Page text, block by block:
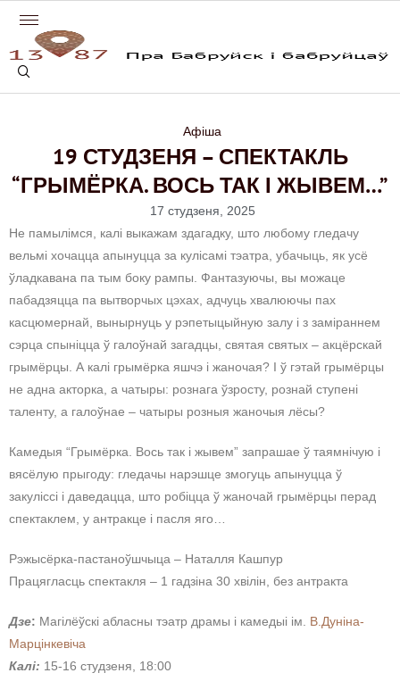
Афіша
19 СТУДЗЕНЯ – СПЕКТАКЛЬ
“ГРЫМЁРКА. ВОСЬ ТАК І ЖЫВЕМ…”
17 студзеня, 2025
Не памылімся, калі выкажам здагадку, што любому гледачу
вельмі хочацца апынуцца за кулісамі тэатра, убачыць, як усё
ўладкавана па тым боку рампы. Фантазуючы, вы можаце
пабадзяцца па вытворчых цэхах, адчуць хвалюючы пах
касцюмернай, вынырнуць у рэпетыцыйную залу і з заміраннем
сэрца спыніцца ў галоўнай загадцы, святая святых – акцёрскай
грымёрцы. А калі грымёрка яшчэ і жаночая? І ў гэтай грымёрцы
не адна акторка, а чатыры: рознага ўзросту, рознай ступені
таленту, а галоўнае – чатыры розныя жаночыя лёсы?
Камедыя “Грымёрка. Вось так і жывем” запрашае ў таямнічую і
вясёлую прыгоду: гледачы нарэшце змогуць апынуцца ў
закуліссі і даведацца, што робіцца ў жаночай грымёрцы перад
спектаклем, у антракце і пасля яго…
Рэжысёрка-пастаноўшчыца – Наталля Кашпур
Працягласць спектакля – 1 гадзіна 30 хвілін, без антракта
Дзе: Магілёўскі абласны тэатр драмы і камедыі ім. В.Дуніна-
Марцінкевіча
Калі: 15-16 студзеня, 18:00